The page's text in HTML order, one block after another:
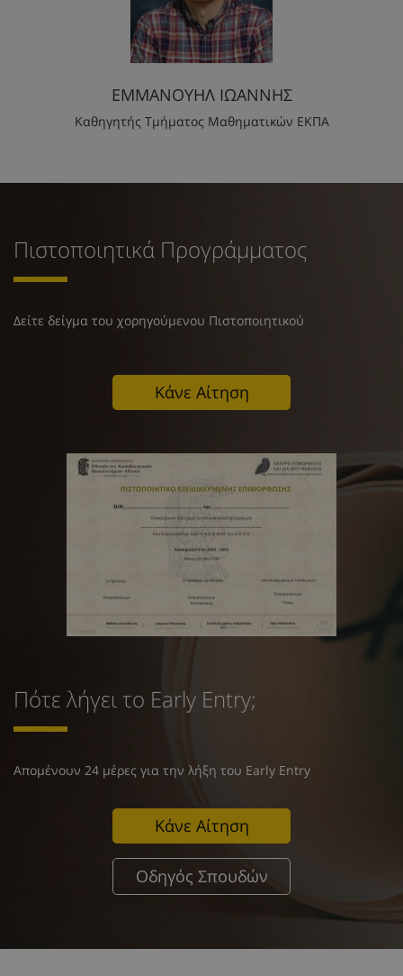
ΕΜΜΑΝΟΥΗΛ ΙΩΑΝΝΗΣ
Καθηγητής Τμήματος Μαθηματικών ΕΚΠΑ
Πιστοποιητικά Προγράμματος
Δείτε δείγμα του χορηγούμενου Πιστοποιητικού
Κάνε Αίτηση
Πότε λήγει το Early Entry;
Απομένουν 24 μέρες για την λήξη του Early Entry
Κάνε Αίτηση
Οδηγός Σπουδών